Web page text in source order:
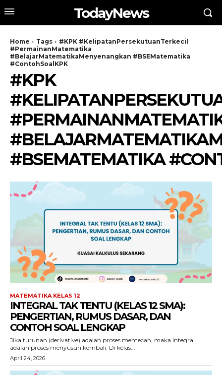
TodayNews
Home Tags
#KPK #KelipatanPersekutuanTerkecil
#PermainanMatematika
#BelajarMatematikaMenyenangkan #BSEMatematika
#ContohSoalKPK
#KPK
#BSEMATEMATIKA
MATEMATIKA KELAS 12
INTEGRAL TAK TENTU (KELAS 12 SMA):
PENGERTIAN, RUMUS DASAR, DAN
CONTOH SOAL LENGKAP
Jika turunan (derivative) adalah proses memecah, maka integral
adalah proses menyusun kembali. Di kelas...
April 24, 2026